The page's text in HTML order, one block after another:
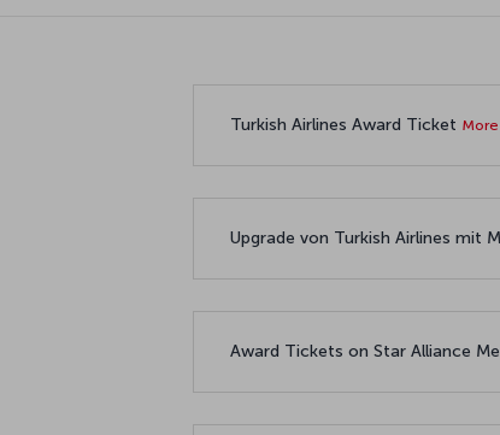
Turkish Airlines Award Ticket
Upgrade von Turkish Airlines mit
Award Tickets on Star Alliance